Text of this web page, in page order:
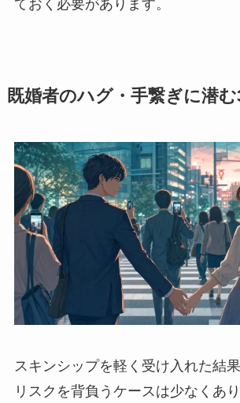
ておく必要があります。
既婚者のハグ・手繋ぎに潜
スキンシップを軽く受け入れた結
リスクを背負うケースは少なくあり